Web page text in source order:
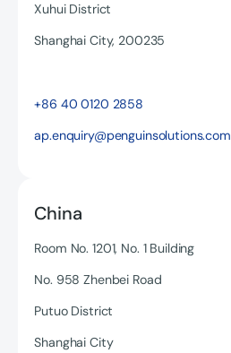
Xuhui District
Shanghai City, 200235
+86 40 0120 2858
ap.enquiry@penguinsolutions.com
China
Room No. 1201, No. 1 Building
No. 958 Zhenbei Road
Putuo District
Shanghai City
Read more